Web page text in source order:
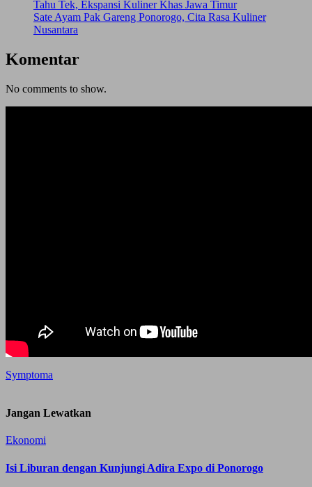
Tahu Tek, Ekspansi Kuliner Khas Jawa Timur
Sate Ayam Pak Gareng Ponorogo, Cita Rasa Kuliner
Nusantara
Komentar
No comments to show.
Symptoma
Jangan Lewatkan
Ekonomi
Isi Liburan dengan Kunjungi Adira Expo di Ponorogo